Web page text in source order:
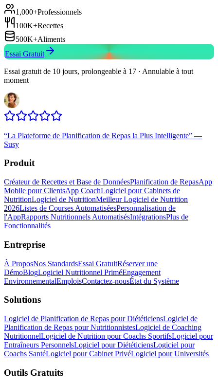
1,000+Professionnels
100K+Recettes
500K+Aliments
Essai Gratuit
Essai gratuit de 10 jours, prolongeable à 17 · Annulable à tout
moment
“La Plateforme de Planification de Repas la Plus Intelligente” —
Susy
Produit
Créateur de Recettes et Base de DonnéesPlanification de RepasApp
Mobile pour ClientsApp CoachLogiciel pour Cabinets de
NutritionLogiciel de NutritionMeilleur Logiciel de Nutrition
2026Listes de Courses AutomatiséesPersonnalisation de
l'AppRapports Nutritionnels AutomatisésIntégrationsPlus de
Fonctionnalités
Entreprise
À ProposNos StandardsEssai GratuitRéserver une
DémoBlogLogiciel Nutritionnel PriméEngagement
EnvironnementalEmploisContactez-nousÉtat du Système
Solutions
Logiciel de Planification de Repas pour DiététiciensLogiciel de
Planification de Repas pour NutritionnistesLogiciel de Coaching
NutritionnelLogiciel de Nutrition pour Coachs SportifsLogiciel pour
Entraîneurs PersonnelsLogiciel pour DiététiciensLogiciel pour
Coachs SantéLogiciel pour Cabinet PrivéLogiciel pour Universités
Outils Gratuits